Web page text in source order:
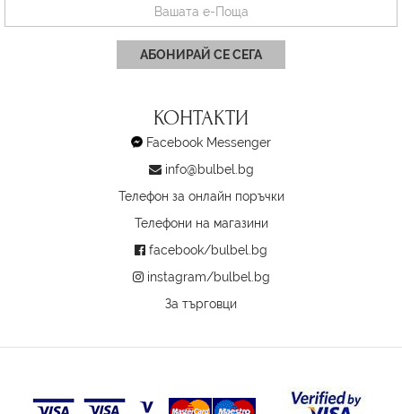
АБОНИРАЙ СЕ СЕГА
КОНТАКТИ
Facebook Messenger
info@bulbel.bg
Телефон за онлайн поръчки
Телефони на магазини
facebook/bulbel.bg
instagram/bulbel.bg
За търговци